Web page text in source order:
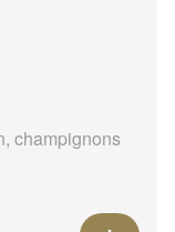
champignons